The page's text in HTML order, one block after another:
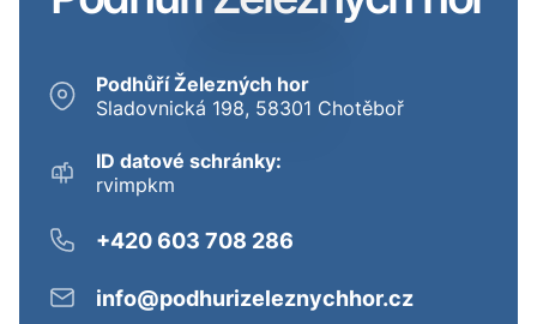
Podhůří Železných hor
Sladovnická 198, 58301 Chotěboř
ID datové schránky:
rvimpkm
+420 603 708 286
info@podhurizeleznychhor.cz